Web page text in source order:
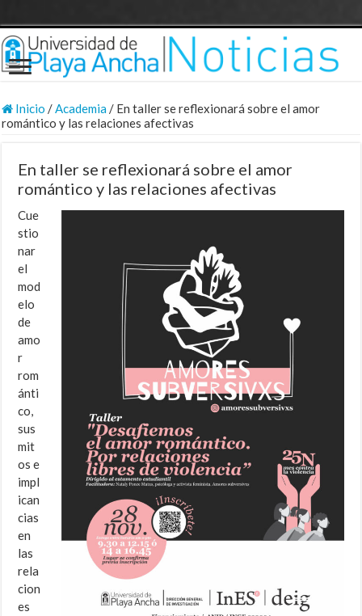
Inicio /Academia/ En taller se reflexionará sobre el amor
romántico y las relaciones afectivas
En taller se reflexionará sobre el amor
romántico y las relaciones afectivas
Cue
stio
nar
el
mod
elo
de
amo
r
rom
ánti
co,
sus
mit
os e
impl
ican
cias
en
las
rela
cion
es